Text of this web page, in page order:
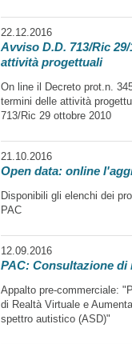
22.12.2016
Avviso D.D. 713/Ric
attività progettuali
On line il Decreto prot.n.
termini delle attività
713/Ric 29 ottobre 2010
21.10.2016
Open data: online
Disponibili gli elenchi dei
PAC
12.09.2016
PAC: Consultazione di
Appalto pre-commerciale:
di Realtà Virtuale e
spettro autistico (ASD)"